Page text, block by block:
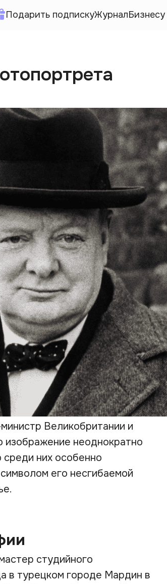
Подарить подпискуЖурналБизнесу
Великобритании и
изображение неоднократно
среди них особенно
его несгибаемой
студийного
в турецком городе Мардин в